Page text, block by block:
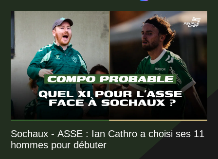
Sochaux - ASSE : Ian Cathro a choisi ses 11
hommes pour débuter